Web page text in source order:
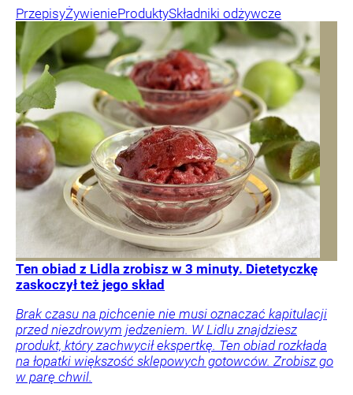
PrzepisyŻywienieProduktySkładniki odżywcze
Ten obiad z Lidla zrobisz w 3 minuty. Dietetyczkę
zaskoczył też jego skład
Brak czasu na pichcenie nie musi oznaczać kapitulacji
przed niezdrowym jedzeniem. W Lidlu znajdziesz
produkt, który zachwycił ekspertkę. Ten obiad rozkłada
na łopatki większość sklepowych gotowców. Zrobisz go
w parę chwil.